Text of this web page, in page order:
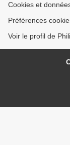
Cookies et
Préférences
Voir le profil de